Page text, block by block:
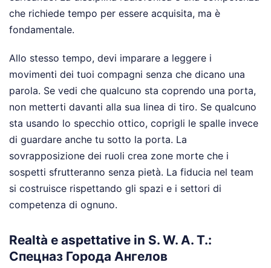
che richiede tempo per essere acquisita, ma è
fondamentale.
Allo stesso tempo, devi imparare a leggere i
movimenti dei tuoi compagni senza che dicano una
parola. Se vedi che qualcuno sta coprendo una porta,
non metterti davanti alla sua linea di tiro. Se qualcuno
sta usando lo specchio ottico, coprigli le spalle invece
di guardare anche tu sotto la porta. La
sovrapposizione dei ruoli crea zone morte che i
sospetti sfrutteranno senza pietà. La fiducia nel team
si costruisce rispettando gli spazi e i settori di
competenza di ognuno.
Realtà e aspettative in S. W. A. T.:
Спецназ Города Ангелов